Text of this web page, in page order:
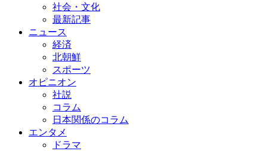
社会・文化
最新記事
ニュース
経済
北朝鮮
スポーツ
オピニオン
社説
コラム
日本関係のコラム
エンタメ
ドラマ